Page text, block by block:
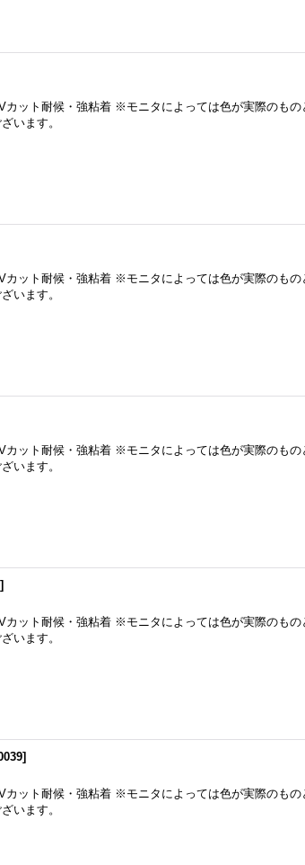
ット耐候・強粘着 ※モニタによっては色が実際のもの
います。
ット耐候・強粘着 ※モニタによっては色が実際のもの
います。
ット耐候・強粘着 ※モニタによっては色が実際のもの
います。
]
ット耐候・強粘着 ※モニタによっては色が実際のもの
います。
]
ット耐候・強粘着 ※モニタによっては色が実際のもの
います。